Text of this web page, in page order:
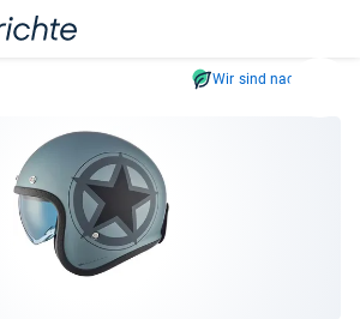
Wir sind nachhaltig